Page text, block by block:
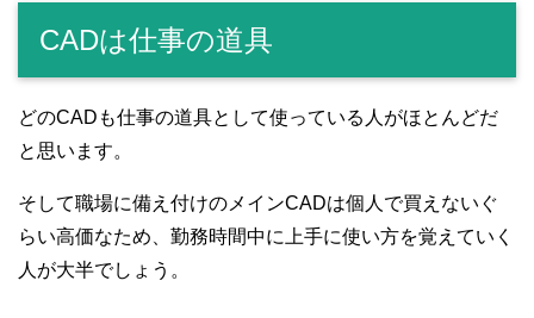
CADは仕事の道具
どのCADも仕事の道具として使っている人がほとんどだ
と思います。
そして職場に備え付けのメインCADは個人で買えないぐ
らい高価なため、勤務時間中に上手に使い方を覚えていく
人が大半でしょう。